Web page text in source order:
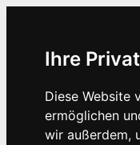
Ihre
Diese Website
ermöglichen
wir außerdem,